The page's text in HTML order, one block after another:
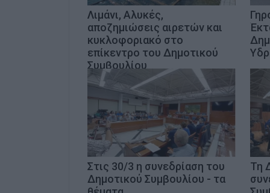
Λιμάνι, Αλυκές,
αποζημιώσεις αιρετών και
κυκλοφοριακό στο
επίκεντρο του Δημοτικού
Συμβουλίου
Στις 30/3 η συνεδρίαση του
Δημοτικού Συμβουλίου - τα
Τη